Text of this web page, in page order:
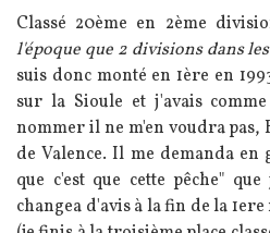
Classé 20ème en 2ème
l'époque que 2 divisions dans
suis donc monté en 1ère en
sur la Sioule et j'avais
nommer il ne m'en voudra
de Valence. Il me demanda en
que c'est que cette pêche"
changea d'avis à la fin de la